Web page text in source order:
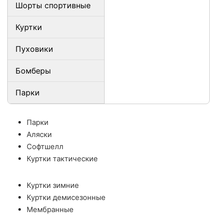
Шорты спортивные
Куртки
Пуховики
Бомберы
Парки
Парки
Аляски
Софтшелл
Куртки тактические
Куртки зимние
Куртки демисезонные
Мембранные